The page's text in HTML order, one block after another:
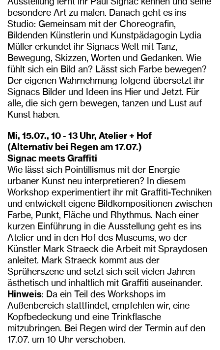
Ausstellung lernt ihr Paul Signac kennen und seine
besondere Art zu malen. Danach geht es ins
Studio: Gemeinsam mit der Choreografin,
Bildenden Künstlerin und Kunstpädagogin Lydia
Müller erkundet ihr Signacs Welt mit Tanz,
Bewegung, Skizzen, Worten und Gedanken. Wie
fühlt sich ein Bild an? Lässt sich Farbe bewegen?
Der eigenen Wahrnehmung folgend übersetzt ihr
Signacs Bilder und Ideen ins Hier und Jetzt. Für
alle, die sich gern bewegen, tanzen und Lust auf
Kunst haben.
Mi, 15.07., 10 - 13 Uhr, Atelier + Hof
(Alternativ bei Regen am 17.07.)
Signac meets Graffiti
Wie lässt sich Pointillismus mit der Energie
urbaner Kunst neu interpretieren? In diesem
Workshop experimentiert ihr mit Graffiti-Techniken
und entwickelt eigene Bildkompositionen zwischen
Farbe, Punkt, Fläche und Rhythmus. Nach einer
kurzen Einführung in die Ausstellung geht es ins
Atelier und in den Hof des Museums, wo der
Künstler Mark Straeck die Arbeit mit Spraydosen
anleitet. Mark Straeck kommt aus der
Sprüherszene und setzt sich seit vielen Jahren
ästhetisch und inhaltlich mit Graffiti auseinander.
Hinweis: Da ein Teil des Workshops im
Außenbereich stattfindet, empfehlen wir, eine
Kopfbedeckung und eine Trinkflasche
mitzubringen. Bei Regen wird der Termin auf den
17.07. um 10 Uhr verschoben.